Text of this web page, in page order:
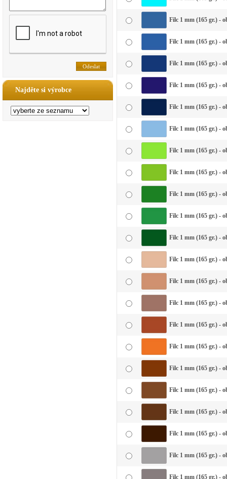
Najděte si výrobce
Filc 1 mm (165 gr.) -
Filc 1 mm (165 gr.) -
Filc 1 mm (165 gr.) -
Filc 1 mm (165 gr.) -
Filc 1 mm (165 gr.) -
Filc 1 mm (165 gr.) -
Filc 1 mm (165 gr.) -
Filc 1 mm (165 gr.) -
Filc 1 mm (165 gr.) -
Filc 1 mm (165 gr.) -
Filc 1 mm (165 gr.) -
Filc 1 mm (165 gr.) -
Filc 1 mm (165 gr.) -
Filc 1 mm (165 gr.) -
Filc 1 mm (165 gr.) -
Filc 1 mm (165 gr.) -
Filc 1 mm (165 gr.) -
Filc 1 mm (165 gr.) -
Filc 1 mm (165 gr.) -
Filc 1 mm (165 gr.) -
Filc 1 mm (165 gr.) -
Filc 1 mm (165 gr.) -